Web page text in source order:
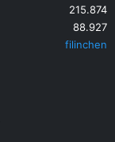
215.874
88.927
filinchen